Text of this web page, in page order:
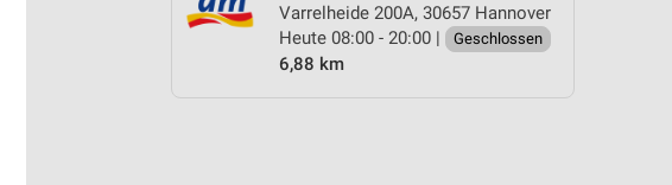
Varrelheide 200A, 30657 Hannover
Heute 08:00 - 20:00 |
Geschlossen
6,88 km